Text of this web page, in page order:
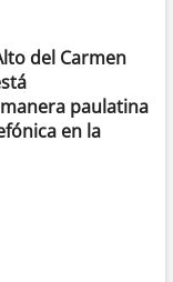
del Carmen
paulatina
en la